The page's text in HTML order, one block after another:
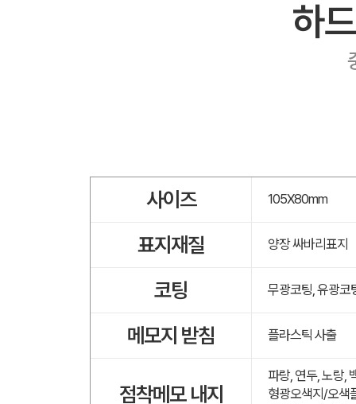
하
사이즈 105X80mm
표지재질 양장 싸바리표지
코팅 무광코팅, 유광코
메모지 받침 플라스틱 사출
점착메모 내지
파랑, 연두, 노랑,
형광오색지/오색